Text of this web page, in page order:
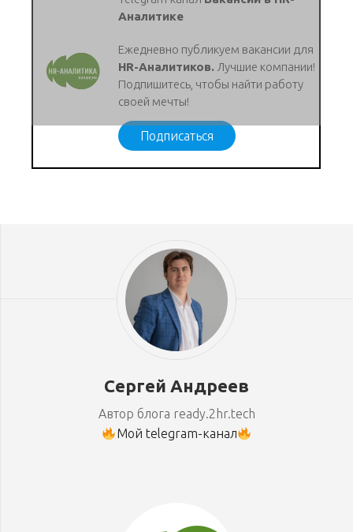
Аналитике
Ежедневно публикуем вакансии для
HR-Аналитиков. Лучшие компании!
Подпишитесь, чтобы найти работу
своей мечты!
Подписаться
Сергей Андреев
Автор блога ready.2hr.tech
Мой telegram-канал